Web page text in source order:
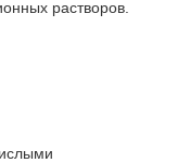
растворов.